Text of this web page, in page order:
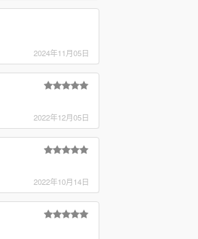
2024年11月05日
2022年12月05日
2022年10月14日